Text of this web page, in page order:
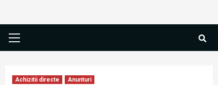
Achizitii directe Anunturi